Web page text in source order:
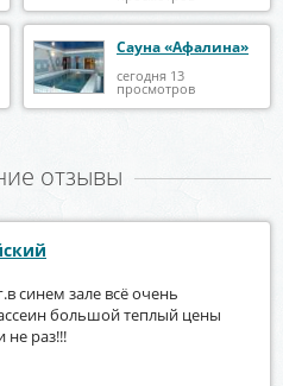
Сауна «Афалина»
сегодня 13
просмотров
отзывы
синем зале всё очень
большой теплый цены
раз!!!